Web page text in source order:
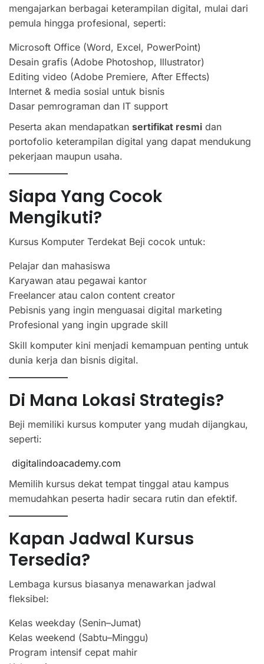
mengajarkan berbagai keterampilan digital, mulai dari
pemula hingga profesional, seperti:
Microsoft Office (Word, Excel, PowerPoint)
Desain grafis (Adobe Photoshop, Illustrator)
Editing video (Adobe Premiere, After Effects)
Internet & media sosial untuk bisnis
Dasar pemrograman dan IT support
Peserta akan mendapatkan sertifikat resmi dan
portofolio keterampilan digital yang dapat mendukung
pekerjaan maupun usaha.
Siapa Yang Cocok
Mengikuti?
Kursus Komputer Terdekat Beji cocok untuk:
Pelajar dan mahasiswa
Karyawan atau pegawai kantor
Freelancer atau calon content creator
Pebisnis yang ingin menguasai digital marketing
Profesional yang ingin upgrade skill
Skill komputer kini menjadi kemampuan penting untuk
dunia kerja dan bisnis digital.
Di Mana Lokasi Strategis?
Beji memiliki kursus komputer yang mudah dijangkau,
seperti:
digitalindoacademy.com
Memilih kursus dekat tempat tinggal atau kampus
memudahkan peserta hadir secara rutin dan efektif.
Kapan Jadwal Kursus
Tersedia?
Lembaga kursus biasanya menawarkan jadwal
fleksibel:
Kelas weekday (Senin–Jumat)
Kelas weekend (Sabtu–Minggu)
Program intensif cepat mahir